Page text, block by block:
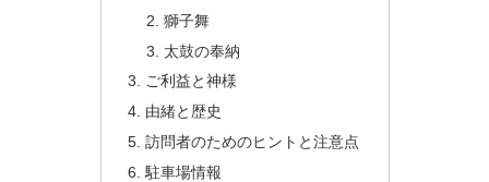
獅子舞
太鼓の奉納
ご利益と神様
由緒と歴史
訪問者のためのヒントと注意点
駐車場情報